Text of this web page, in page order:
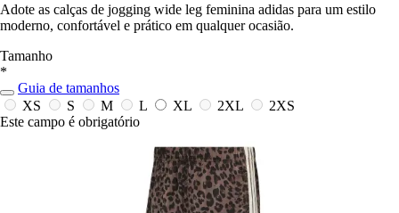
Adote as calças de jogging wide leg feminina adidas para um estilo
moderno, confortável e prático em qualquer ocasião.
Tamanho
*
Guia de tamanhos
XS
S M L XL 2XL
2XS
Este campo é obrigatório